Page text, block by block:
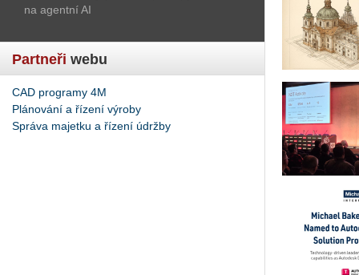
na agentní AI
Partneři webu
CAD programy 4M
Plánování a řízení výroby
Správa majetku a řízení údržby